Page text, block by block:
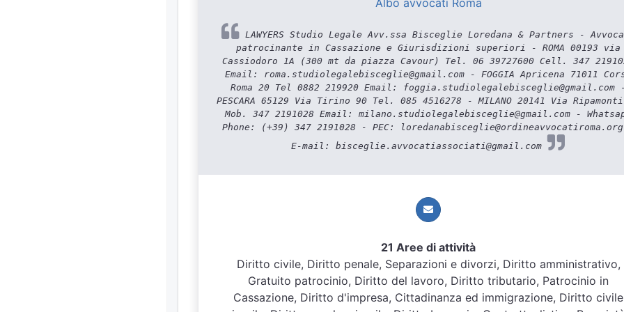
LAWYERS Studio Legale Avv.ssa Bisceglie Loredana & Partners -
patrocinante in Cassazione e Giurisdizioni superiori - ROMA 00193 via
Cassiodoro 1A (300 mt da piazza Cavour) Tel. 06 39727600 Cell. 347
Email: roma.studiolegalebisceglie@gmail.com - FOGGIA Apricena 71011
Roma 20 Tel 0882 219920 Email: foggia.studiolegalebisceglie@gmail.com -
PESCARA 65129 Via Tirino 90 Tel. 085 4516278 - MILANO 20141 Via
Mob. 347 2191028 Email: milano.studiolegalebisceglie@gmail.com -
Phone: (+39) 347 2191028 - PEC:
E-mail: bisceglie.avvocatiassociati@gmail.com
21 Aree di attività
Diritto civile, Diritto penale, Separazioni e divorzi, Diritto amministrativo,
Gratuito patrocinio, Diritto del lavoro, Diritto tributario, Patrocinio in
Cassazione, Diritto d'impresa, Cittadinanza ed immigrazione, Diritto civile